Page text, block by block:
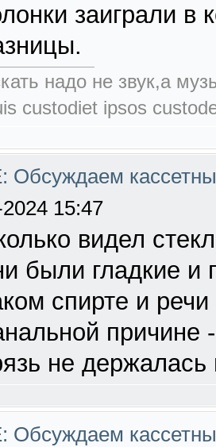
заиграли в
надо не звук,а
custodiet ipsos
Обсуждаем
15:47
видел
были гладкие и
спирте и
причине
не держалась
Обсуждаем